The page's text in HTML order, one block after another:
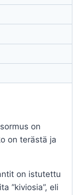
on
on terästä ja
on istutettu
”kiviosia”, eli